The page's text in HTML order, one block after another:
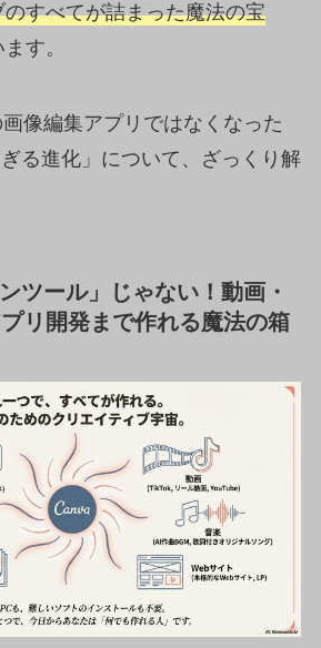
すべてが詰まった魔法の宝
す。
像編集アプリではなくなった
る進化」について、ざっくり解
ツール」じゃない！動画・
リ開発まで作れる魔法の箱